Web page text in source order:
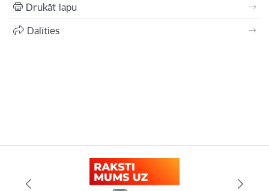
Drukāt lapu
Dalīties